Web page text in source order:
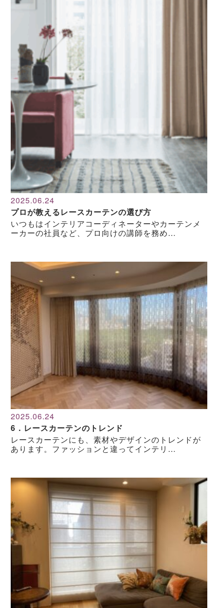
2025.06.24
プロが教えるレースカーテンの選び方
いつもはインテリアコーディネーターやカーテンメ
ーカーの社員など、プロ向けの講師を務め…
2025.06.24
6．レースカーテンのトレンド
レースカーテンにも、素材やデザインのトレンドが
あります。ファッションと違ってインテリ…